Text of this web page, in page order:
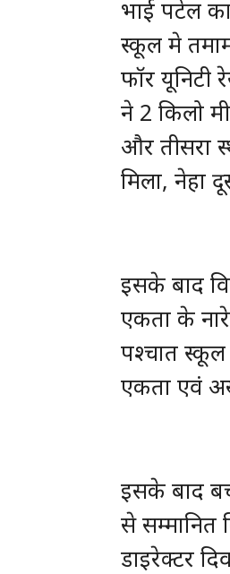
भाई पटेल
स्कूल मे
फॉर यूनिटी
ने 2 किलो
और तीसरा
मिला, नेहा
इसके बाद
एकता के
पश्चात स्कूल
एकता एवं
इसके बाद
से सम्मानित
डाइरेक्टर